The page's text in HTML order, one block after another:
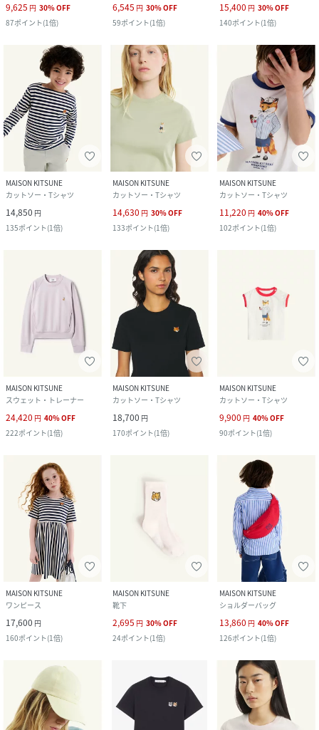
9,625 円 30%OFF
87ポイント(1倍)
6,545 円 30%OFF
59ポイント(1倍)
15,400 円 30%OFF
140ポイント(1倍)
MAISON KITSUNE
カットソー・Tシャツ
14,850 円
135ポイント(1倍)
MAISON KITSUNE
カットソー・Tシャツ
14,630 円 30%OFF
133ポイント(1倍)
MAISON KITSUNE
カットソー・Tシャツ
11,220 円 40%OFF
102ポイント(1倍)
MAISON KITSUNE
スウェット・トレーナー
24,420 円 40%OFF
222ポイント(1倍)
MAISON KITSUNE
カットソー・Tシャツ
18,700 円
170ポイント(1倍)
MAISON KITSUNE
カットソー・Tシャツ
9,900 円 40%OFF
90ポイント(1倍)
MAISON KITSUNE
ワンピース
17,600 円
160ポイント(1倍)
MAISON KITSUNE
靴下
2,695 円 30%OFF
24ポイント(1倍)
MAISON KITSUNE
ショルダーバッグ
13,860 円 40%OFF
126ポイント(1倍)